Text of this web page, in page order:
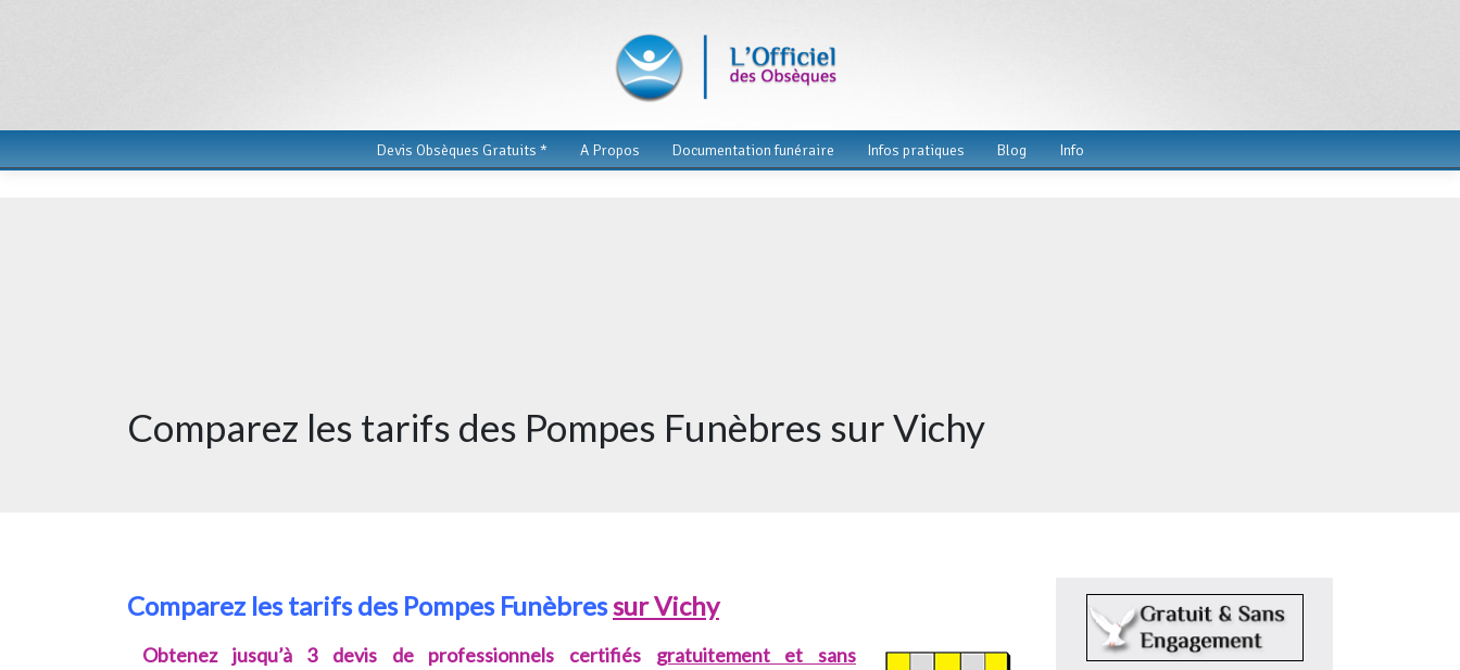
Devis Obsèques Gratuits * A Propos Documentation funéraire Infos pratiques Blog Info
Comparez les tarifs des Pompes Funèbres sur Vichy
Comparez les tarifs des Pompes Funèbressur Vichy
Obtenez jusqu’à 3 devis de professionnels certifiés gratuitement et sans